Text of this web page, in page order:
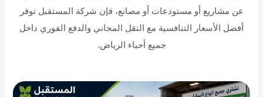
عن مشاريع أو مستودعات أو مصانع، فإن شركة المستقبل توفر
أفضل الأسعار التنافسية مع النقل المجاني والدفع الفوري داخل
جميع أحياء الرياض.